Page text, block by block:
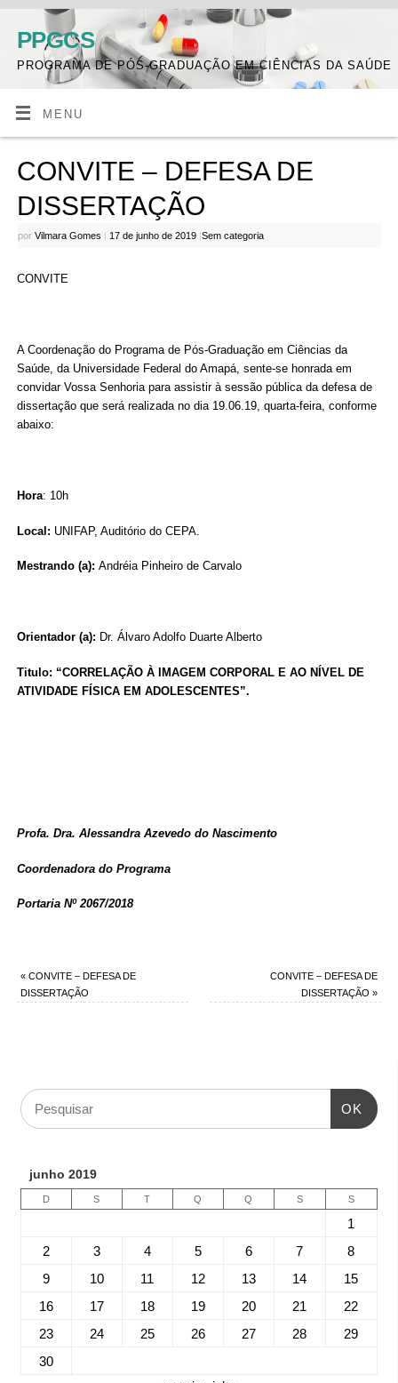
PPGCS
PROGRAMA DE PÓS-GRADUAÇÃO EM CIÊNCIAS DA SAÚDE
MENU
CONVITE – DEFESA DE
DISSERTAÇÃO
por Vilmara Gomes | 17 de junho de 2019 |Sem categoria
CONVITE
A Coordenação do Programa de Pós-Graduação em Ciências da
Saúde, da Universidade Federal do Amapá, sente-se honrada em
convidar Vossa Senhoria para assistir à sessão pública da defesa de
dissertação que será realizada no dia 19.06.19, quarta-feira, conforme
abaixo:
Hora: 10h
Local: UNIFAP, Auditório do CEPA.
Mestrando (a): Andréia Pinheiro de Carvalo
Orientador (a): Dr. Álvaro Adolfo Duarte Alberto
Titulo: “CORRELAÇÃO À IMAGEM CORPORAL E AO NÍVEL DE
ATIVIDADE FÍSICA EM ADOLESCENTES”.
Profa. Dra. Alessandra Azevedo do Nascimento
Coordenadora do Programa
Portaria Nº 2067/2018
«CONVITE – DEFESA DE
DISSERTAÇÃO
CONVITE – DEFESA DE
DISSERTAÇÃO»
OK
junho 2019
D S T Q Q S S
1
2
3 4 5 6 7
8
9
10 11 12 13 14
15
16
17 18 19 20 21
22
23
24 25 26 27 28
29
30